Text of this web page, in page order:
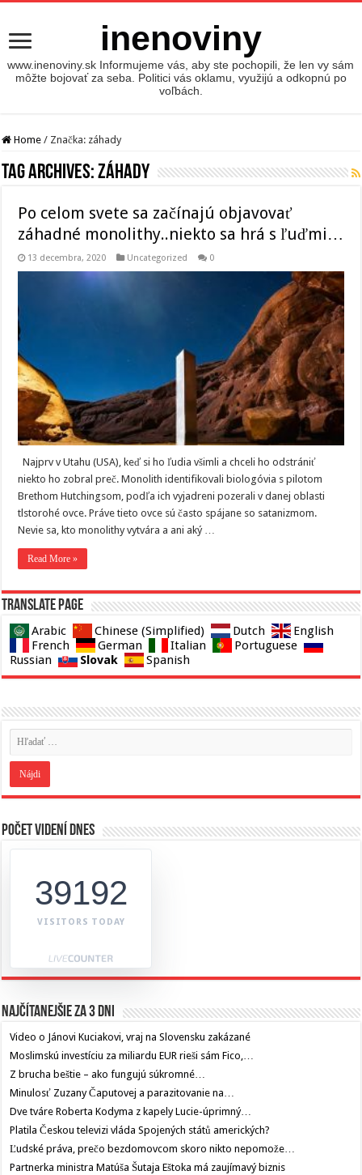
inenoviny
www.inenoviny.sk Informujeme vás, aby ste pochopili, že len vy sám
môžte bojovať za seba. Politici vás oklamu, využijú a odkopnú po
voľbách.
Home / Značka: záhady
Tag Archives:záhady
Po celom svete sa začínajú objavovať
záhadné monolithy..niekto sa hrá s ľuďmi…
13 decembra, 2020 Uncategorized 0
Najprv v Utahu (USA), keď si ho ľudia všimli a chceli ho odstrániť
niekto ho zobral preč. Monolith identifikovali biologóvia s pilotom
Brethom Hutchingsom, podľa ich vyjadreni pozerali v danej oblasti
tlstorohé ovce. Práve tieto ovce sú často spájane so satanizmom.
Nevie sa, kto monolithy vytvára a ani aký …
Read More »
Translate page
Arabic Chinese (Simplified) Dutch
English
French
German Italian
Portuguese
Russian
Slovak Spanish
Počet videní dnes
39192
VISITORS TODAY
Najčítanejšie za 3 dni
Video o Jánovi Kuciakovi, vraj na Slovensku zakázané
Moslimskú investíciu za miliardu EUR rieši sám Fico,…
Z brucha beštie – ako fungujú súkromné…
Minulosť Zuzany Čaputovej a parazitovanie na…
Dve tváre Roberta Kodyma z kapely Lucie-úprimný…
Platila Českou televizi vláda Spojených států amerických?
Ľudské práva, prečo bezdomovcom skoro nikto nepomože…
Partnerka ministra Matúša Šutaja Eštoka má zaujímavý biznis